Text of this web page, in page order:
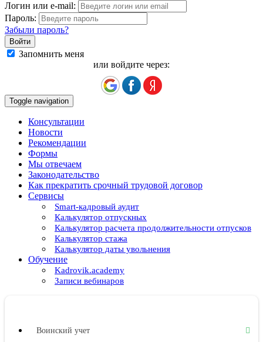
Логин или e-mail:
Пароль:
Забыли пароль?
Запомнить меня
или войдите через:
Toggle navigation
Консультации
Новости
Рекомендации
Формы
Мы отвечаем
Законодательство
Как прекратить срочный трудовой договор
Сервисы
Smart-кадровый аудит
Калькулятор отпускных
Калькулятор расчета продолжительности отпусков
Калькулятор стажа
Калькулятор даты увольнения
Обучение
Kadrovik.academy
Записи вебинаров
Воинский учет